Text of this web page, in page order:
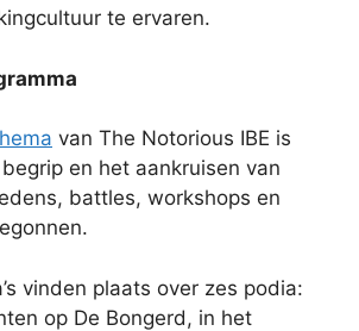
te ervaren.
van The Notorious IBE is
en het aankruisen van
battles, workshops en
vinden plaats over zes podia:
op De Bongerd, in het